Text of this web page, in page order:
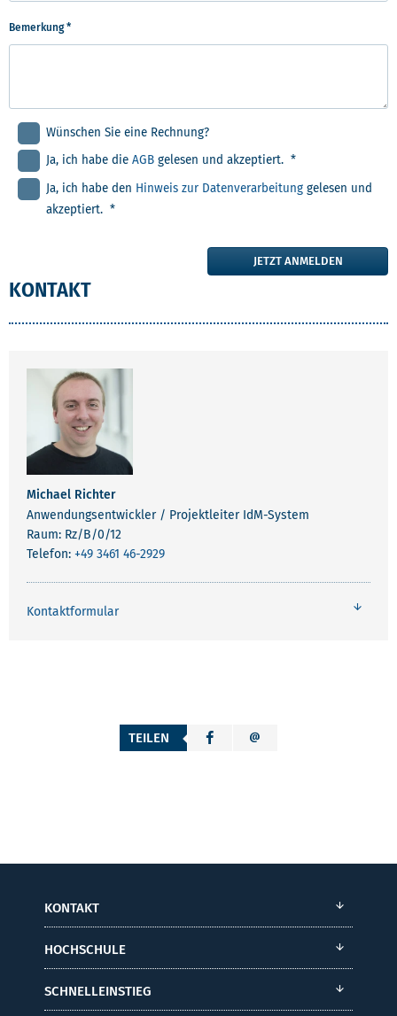
Bemerkung *
Wünschen Sie eine Rechnung?
Ja, ich habe die AGB gelesen und akzeptiert. *
Ja, ich habe den Hinweis zur Datenverarbeitung gelesen und
akzeptiert. *
JETZT ANMELDEN
KONTAKT
Michael Richter
Anwendungsentwickler / Projektleiter IdM-System
Raum: Rz/B/0/12
Telefon: +49 3461 46-2929
Kontaktformular
TEILEN
KONTAKT
HOCHSCHULE
SCHNELLEINSTIEG